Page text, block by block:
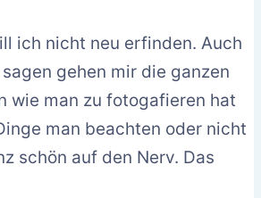
ich nicht neu erfinden. Auch
gehen mir die ganzen
wie man zu fotogafieren hat
man beachten oder nicht
schön auf den Nerv. Das